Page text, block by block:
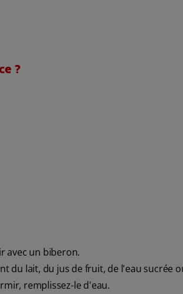
?
avec un biberon.
du lait, du jus de fruit, de l'eau sucrée
remplissez-le d'eau.